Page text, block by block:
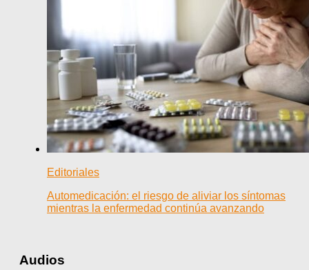
Editoriales
Automedicación: el riesgo de aliviar los síntomas
mientras la enfermedad continúa avanzando
Audios